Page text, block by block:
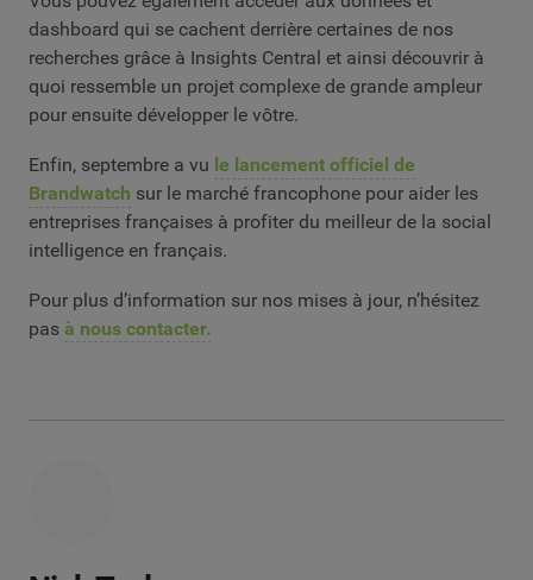
dashboard qui se cachent derrière certaines de nos
recherches grâce à Insights Central et ainsi découvrir à
quoi ressemble un projet complexe de grande ampleur
pour ensuite développer le vôtre.
Enfin, septembre a vu le lancement officiel de
Brandwatch sur le marché francophone pour aider les
entreprises françaises à profiter du meilleur de la social
intelligence en français.
Pour plus d’information sur nos mises à jour, n’hésitez
pas à nous contacter.